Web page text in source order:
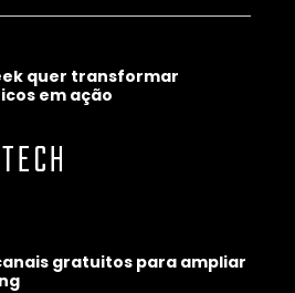
quer transformar
em ação
TECH
gratuitos para ampliar